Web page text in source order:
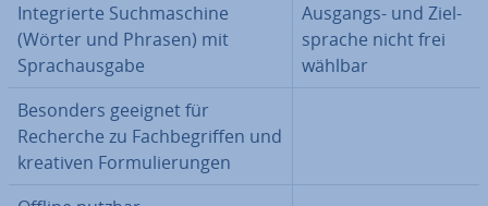
In­te­grier­te Such­ma­schi­ne
(Wörter und Phrasen) mit
Sprach­aus­ga­be
Ausgangs- und Ziel­
spra­che nicht frei
wählbar
Besonders geeignet für
Recherche zu Fach­be­grif­fen und
kreativen For­mu­lie­run­gen